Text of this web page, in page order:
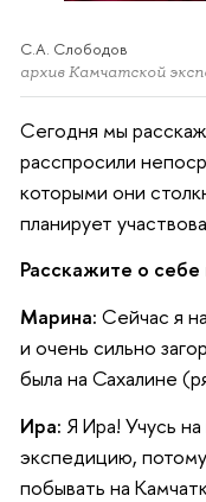
С.А. Слободов
архив Камчатской
Сегодня мы
расспросили
которыми они
планирует
Расскажите о
Марина: Сейчас я
и очень сильно
была на Сахалине
Ира: Я Ира! Учусь
экспедицию,
побывать на